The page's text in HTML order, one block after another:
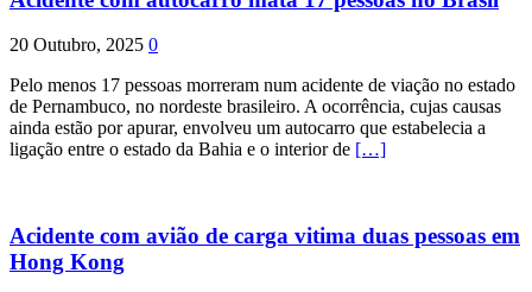
20 Outubro, 2025 0
Pelo menos 17 pessoas morreram num acidente de viação no estado
de Pernambuco, no nordeste brasileiro. A ocorrência, cujas causas
ainda estão por apurar, envolveu um autocarro que estabelecia a
ligação entre o estado da Bahia e o interior de […]
Acidente com avião de carga vitima duas pessoas em
Hong Kong